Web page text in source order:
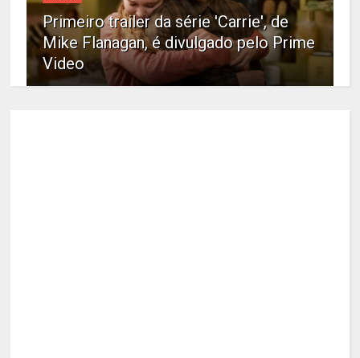
Primeiro trailer da série 'Carrie', de
Mike Flanagan, é divulgado pelo Prime
Video